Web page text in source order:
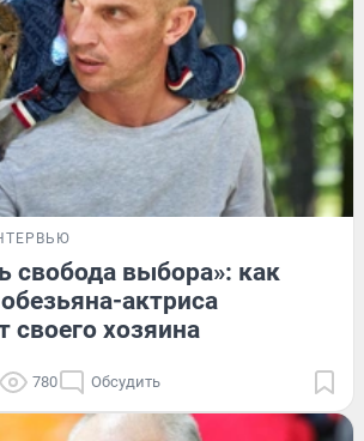
свобода выбора»: как
актриса
своего хозяина
780 Обсудить